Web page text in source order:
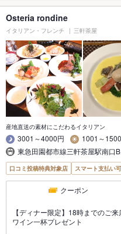
Osteria rondine
イタリアン・フレンチ 三軒茶屋
産地直送の素材にこだわるイタリアン
3001～4000円
1001～
東急田園都市線三軒茶屋駅南口
口コミ投稿特典対象店 スマート支払い可
クーポン
【ディナー限定】18時までのご
ワイン一杯プレゼント